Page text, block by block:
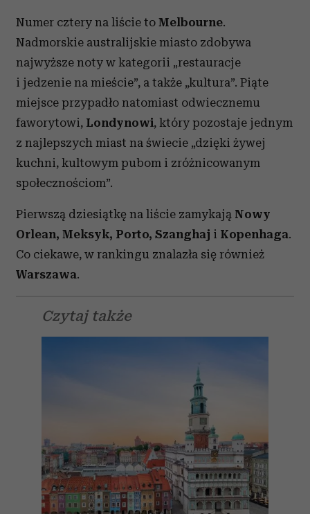
Numer cztery na liście to Melbourne.
Nadmorskie australijskie miasto zdobywa
najwyższe noty w kategorii „restauracje
i jedzenie na mieście”, a także „kultura”. Piąte
miejsce przypadło natomiast odwiecznemu
faworytowi, Londynowi, który pozostaje jednym
z najlepszych miast na świecie „dzięki żywej
kuchni, kultowym pubom i zróżnicowanym
społecznościom”.
Pierwszą dziesiątkę na liście zamykają Nowy
Orlean, Meksyk, Porto, Szanghaj i Kopenhaga.
Co ciekawe, w rankingu znalazła się również
Warszawa.
Czytaj także